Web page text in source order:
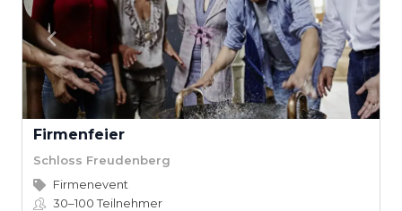
Firmenfeier
Schloss Freudenberg
Firmenevent
30–100Teilnehmer